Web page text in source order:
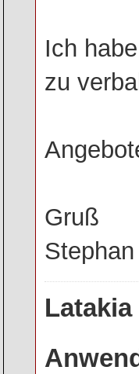
Ich
zu
Gruß
Stephan